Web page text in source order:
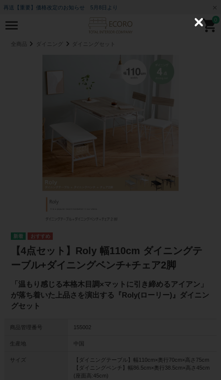
再送【重要】価格改定のお知らせ 5月8日より
0
全商品 ダイニング ダイニングセット
【4点セット】Roly 幅110cm ダイニングテ
ーブル+ダイニングベンチ+チェア2脚
「温もり感じる本格木目調×マットに引き締めるアイアン」
が落ち着いた上品さを演出する『Roly(ローリー)』ダイニン
グセット
商品管理番号 155002
生産地 中国
サイズ
【ダイニングテーブル】幅110cm×奥行70cm×高さ75cm
【ダイニングベンチ】幅86.5cm×奥行38.5cm×高さ45cm
(座面高:45cm)
C